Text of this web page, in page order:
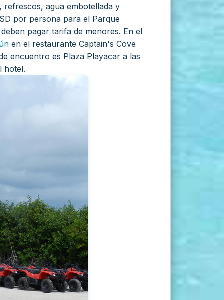
agua embotellada y
por persona para el Parque
pagar tarifa de menores. En el
en el restaurante Captain's Cove
encuentro es Plaza Playacar a las
hotel.